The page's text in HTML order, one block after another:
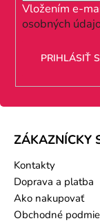
Vložením e-
osobných
PRIHLÁSIŤ
ZÁKAZNÍCKY
Kontakty
Doprava a platba
Ako nakupovať
Obchodné